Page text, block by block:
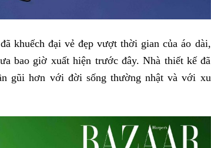
khuếch đại vẻ đẹp vượt thời gian của áo dài,
bao giờ xuất hiện trước đây. Nhà thiết kế đã
gũi hơn với đời sống thường nhật và với xu